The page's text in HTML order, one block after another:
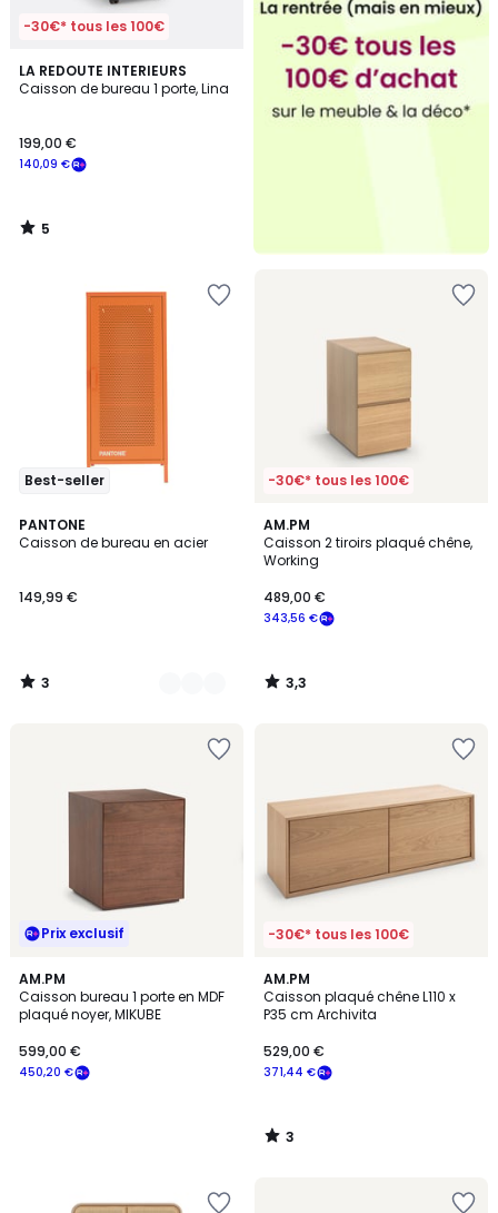
-30€* tous les 100€
LA REDOUTE INTERIEURS
Caisson de bureau 1 porte, Lina
140,09 €
199,00 €
5
/
5
/
Best-seller
PANTONE
Caisson de bureau en acier
149,99 €
3
/
6
Couleurs
3
/
-30€* tous les 100€
AM.PM
Caisson 2 tiroirs plaqué chêne,
Working
343,56 €
489,00 €
3,3
/ 5
3,3
/
Prix exclusif
AM.PM
Caisson bureau 1 porte en MDF
plaqué noyer, MIKUBE
450,20 €
599,00 €
-30€* tous les 100€
AM.PM
Caisson plaqué chêne L110 x
P35 cm Archivita
371,44 €
529,00 €
3
/
5
3
/